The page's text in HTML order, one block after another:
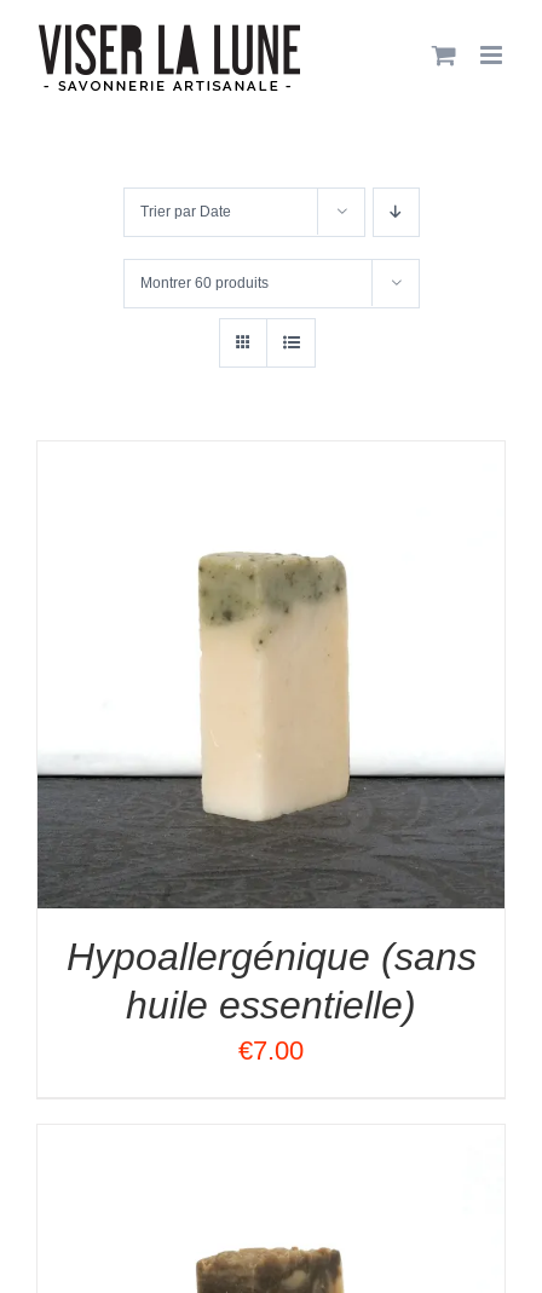
Passer
Trier par Date
Montrer 60 produits
Hypoallergénique (sans
huile essentielle)
€7.00